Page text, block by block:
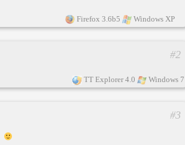
Firefox 3.6b5
Windows XP
TT Explorer 4.0
Windows 7
#2
#3